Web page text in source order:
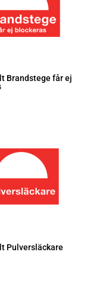
Brandstege får ej
Pulversläckare